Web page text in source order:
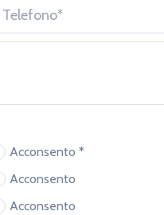
Acconsento *
Acconsento
Acconsento